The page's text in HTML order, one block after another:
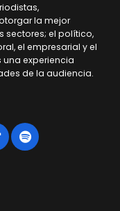
la mejor
sectores; el político,
el empresarial y el
experiencia
de la audiencia.